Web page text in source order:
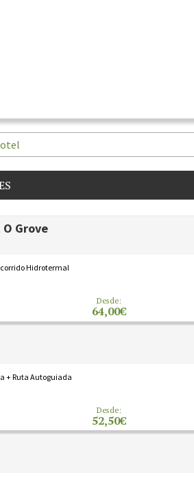
Grove
Hidrotermal
Desde:
64,00€
+ Ruta Autoguiada
Desde:
52,50€